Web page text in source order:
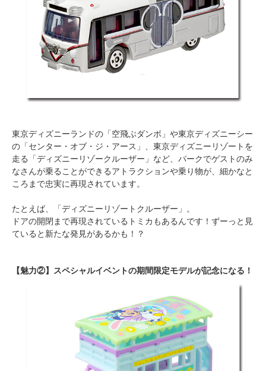
東京ディズニーランドの「空飛ぶダンボ」や東京ディズニーシー
の「センター・オブ・ジ・アース」、東京ディズニーリゾートを
走る「ディズニーリゾークルーザー」など、パークでゲストのみ
なさんが乗ることができるアトラクションや乗り物が、細かなと
ころまで忠実に再現されています。
たとえば、「ディズニーリゾートクルーザー」。
ドアの開閉まで再現されているトミカもあるんです！ずーっと見
ていると新たな発見があるかも！？
【魅力②】スペシャルイベントの期間限定モデルが記念になる！